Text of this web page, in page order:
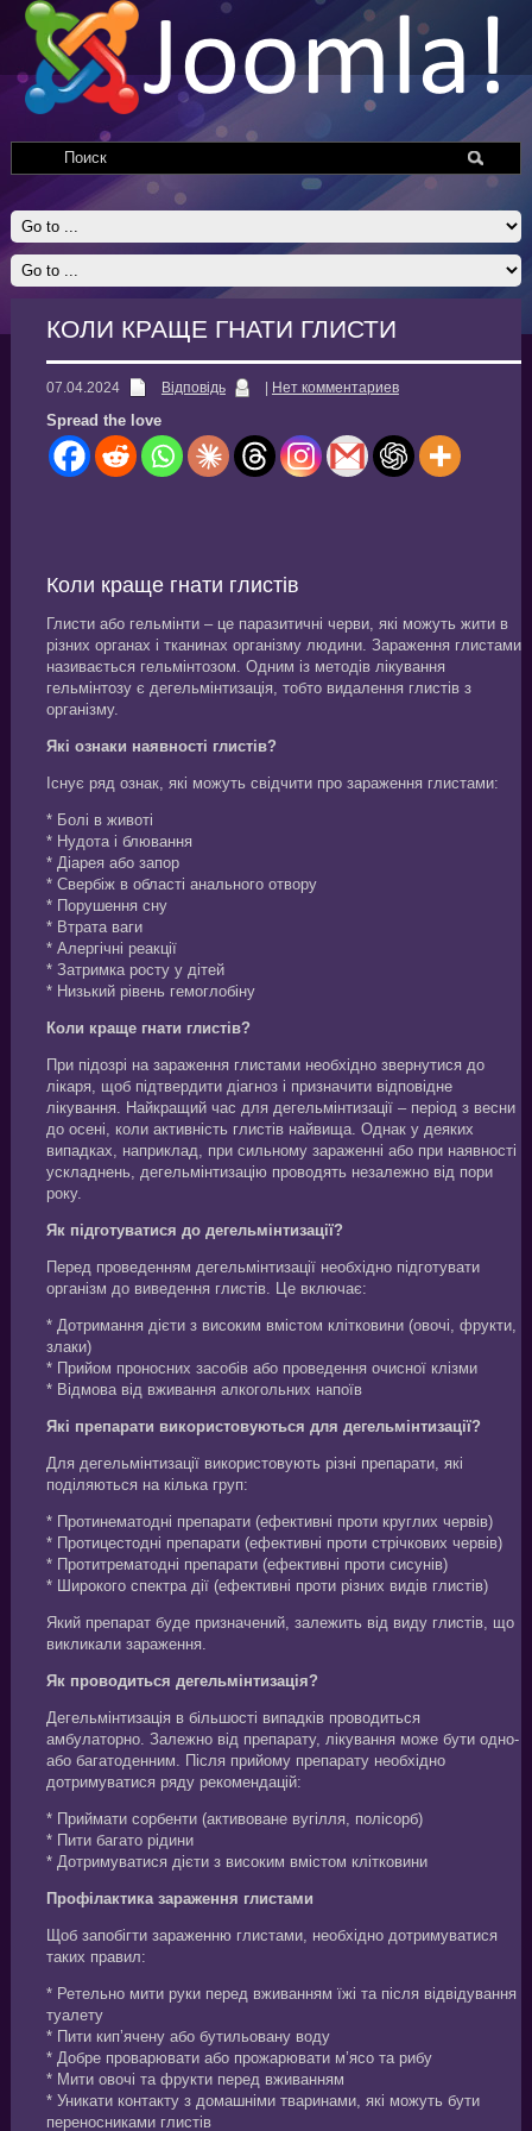
КОЛИ КРАЩЕ ГНАТИ ГЛИСТИ
07.04.2024 Відповідь Нет комментариев
Spread the love
Коли краще гнати глистів
Глисти або гельмінти – це паразитичні черви, які можуть жити в
різних органах і тканинах організму людини. Зараження глистами
називається гельмінтозом. Одним із методів лікування
гельмінтозу є дегельмінтизація, тобто видалення глистів з
організму.
Які ознаки наявності глистів?
Існує ряд ознак, які можуть свідчити про зараження глистами:
* Болі в животі
* Нудота і блювання
* Діарея або запор
* Свербіж в області анального отвору
* Порушення сну
* Втрата ваги
* Алергічні реакції
* Затримка росту у дітей
* Низький рівень гемоглобіну
Коли краще гнати глистів?
При підозрі на зараження глистами необхідно звернутися до
лікаря, щоб підтвердити діагноз і призначити відповідне
лікування. Найкращий час для дегельмінтизації – період з весни
до осені, коли активність глистів найвища. Однак у деяких
випадках, наприклад, при сильному зараженні або при наявності
ускладнень, дегельмінтизацію проводять незалежно від пори
року.
Як підготуватися до дегельмінтизації?
Перед проведенням дегельмінтизації необхідно підготувати
організм до виведення глистів. Це включає:
* Дотримання дієти з високим вмістом клітковини (овочі, фрукти,
злаки)
* Прийом проносних засобів або проведення очисної клізми
* Відмова від вживання алкогольних напоїв
Які препарати використовуються для дегельмінтизації?
Для дегельмінтизації використовують різні препарати, які
поділяються на кілька груп:
* Протинематодні препарати (ефективні проти круглих червів)
* Протицестодні препарати (ефективні проти стрічкових червів)
* Протитрематодні препарати (ефективні проти сисунів)
* Широкого спектра дії (ефективні проти різних видів глистів)
Який препарат буде призначений, залежить від виду глистів, що
викликали зараження.
Як проводиться дегельмінтизація?
Дегельмінтизація в більшості випадків проводиться
амбулаторно. Залежно від препарату, лікування може бути одно-
або багатоденним. Після прийому препарату необхідно
дотримуватися ряду рекомендацій:
* Приймати сорбенти (активоване вугілля, полісорб)
* Пити багато рідини
* Дотримуватися дієти з високим вмістом клітковини
Профілактика зараження глистами
Щоб запобігти зараженню глистами, необхідно дотримуватися
таких правил:
* Ретельно мити руки перед вживанням їжі та після відвідування
туалету
* Пити кип’ячену або бутильовану воду
* Добре проварювати або прожарювати м’ясо та рибу
* Мити овочі та фрукти перед вживанням
* Уникати контакту з домашніми тваринами, які можуть бути
переносниками глистів